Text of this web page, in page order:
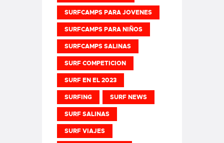
SURFCAMPS PARA JOVENES
SURFCAMPS PARA NIÑOS
SURFCAMPS SALINAS
SURF COMPETICION
SURF EN EL 2023
SURFING SURF NEWS
SURF SALINAS
SURF VIAJES